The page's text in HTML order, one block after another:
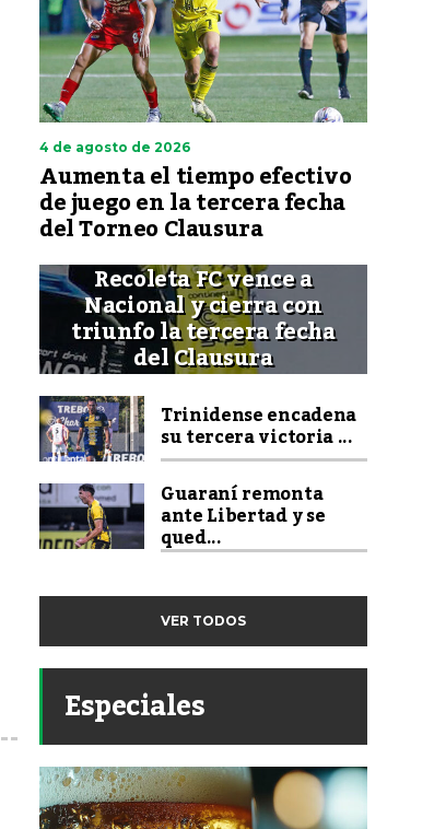
4 de agosto de 2026
Aumenta el tiempo efectivo
de juego en la tercera fecha
del Torneo Clausura
Recoleta FC vence a
Nacional y cierra con
triunfo la tercera fecha
del Clausura
Trinidense encadena
su tercera victoria ...
Guaraní remonta
ante Libertad y se
qued...
VER TODOS
Especiales